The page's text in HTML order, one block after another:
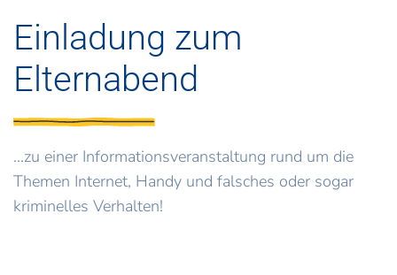
Einladung zum
Elternabend
...zu einer Informationsveranstaltung rund um die
Themen Internet, Handy und falsches oder sogar
kriminelles Verhalten!